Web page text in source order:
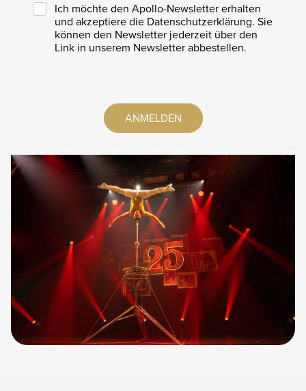
Ich möchte den Apollo-Newsletter erhalten
und akzeptiere die Datenschutzerklärung. Sie
können den Newsletter jederzeit über den
Link in unserem Newsletter abbestellen.
ANMELDEN